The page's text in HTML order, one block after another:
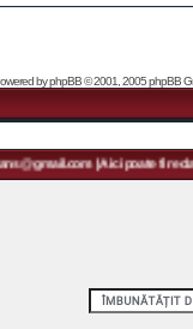
byphpBB© 2001, 2005 phpBB
| Aici poate fi